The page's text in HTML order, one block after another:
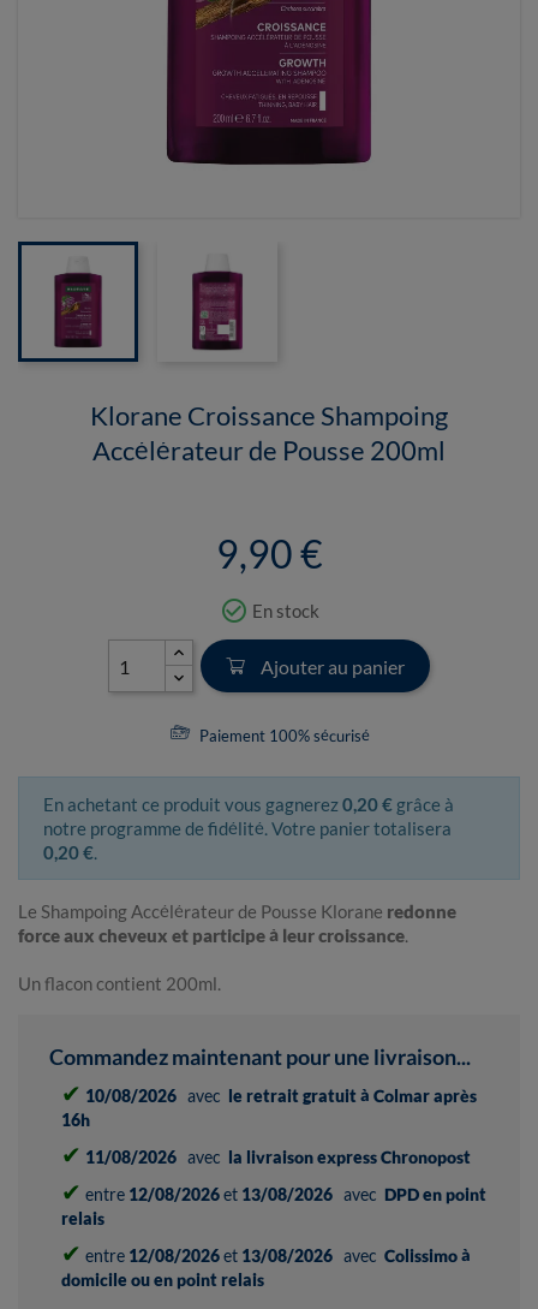
Klorane Croissance Shampoing
Accélérateur de Pousse 200ml
9,90 €
check_circle_outline En stock
Ajouter au panier
Paiement 100% sécurisé
En achetant ce produit vous gagnerez0,20 € grâce à
notre programme de fidélité. Votre panier totalisera
0,20 €.
Le Shampoing Accélérateur de Pousse Klorane redonne
force aux cheveux et participe à leur croissance.
Un flacon contient 200ml.
Commandez maintenant pour une livraison...
✔ 10/08/2026 avec le retrait gratuit à Colmar après
16h
✔ 11/08/2026 avec la livraison express Chronopost
✔ entre 12/08/2026et 13/08/2026 avec DPD en point
relais
✔ entre 12/08/2026et 13/08/2026 avec Colissimo à
domicile ou en point relais